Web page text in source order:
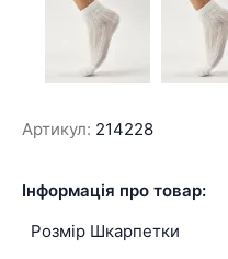
Артикул: 214228
Інформація про товар:
Розмір Шкарпетки